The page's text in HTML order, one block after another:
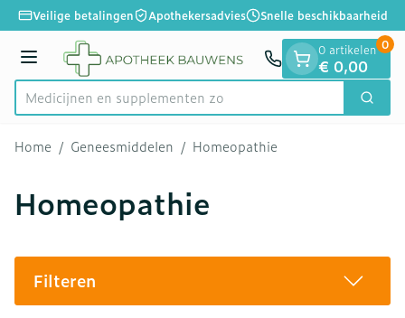
Ga naar de inhoud
1 van 1
Veilige betalingen Apothekersadvies Snelle beschikbaarheid
Menu
Product, merk, categorie...
Medicijnen e Zoek
0 artikelen
€ 0,00
0
Home / Geneesmiddelen / Homeopathie
Homeopathie
Filteren